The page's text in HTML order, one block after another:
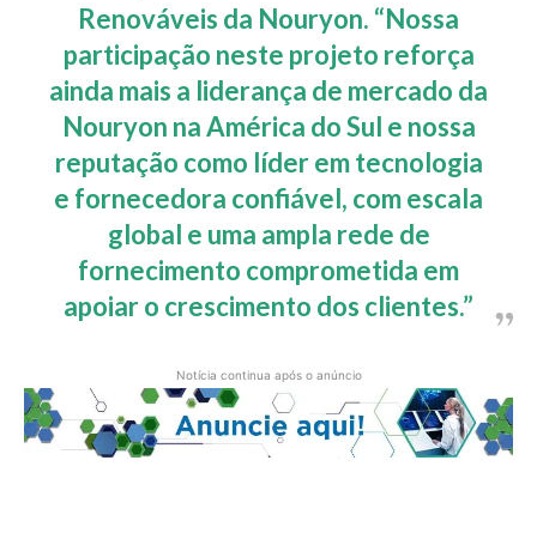
Renováveis da Nouryon. “Nossa
participação neste projeto reforça
ainda mais a liderança de mercado da
Nouryon na América do Sul e nossa
reputação como líder em tecnologia
e fornecedora confiável, com escala
global e uma ampla rede de
fornecimento comprometida em
apoiar o crescimento dos clientes.”
Notícia continua após o anúncio